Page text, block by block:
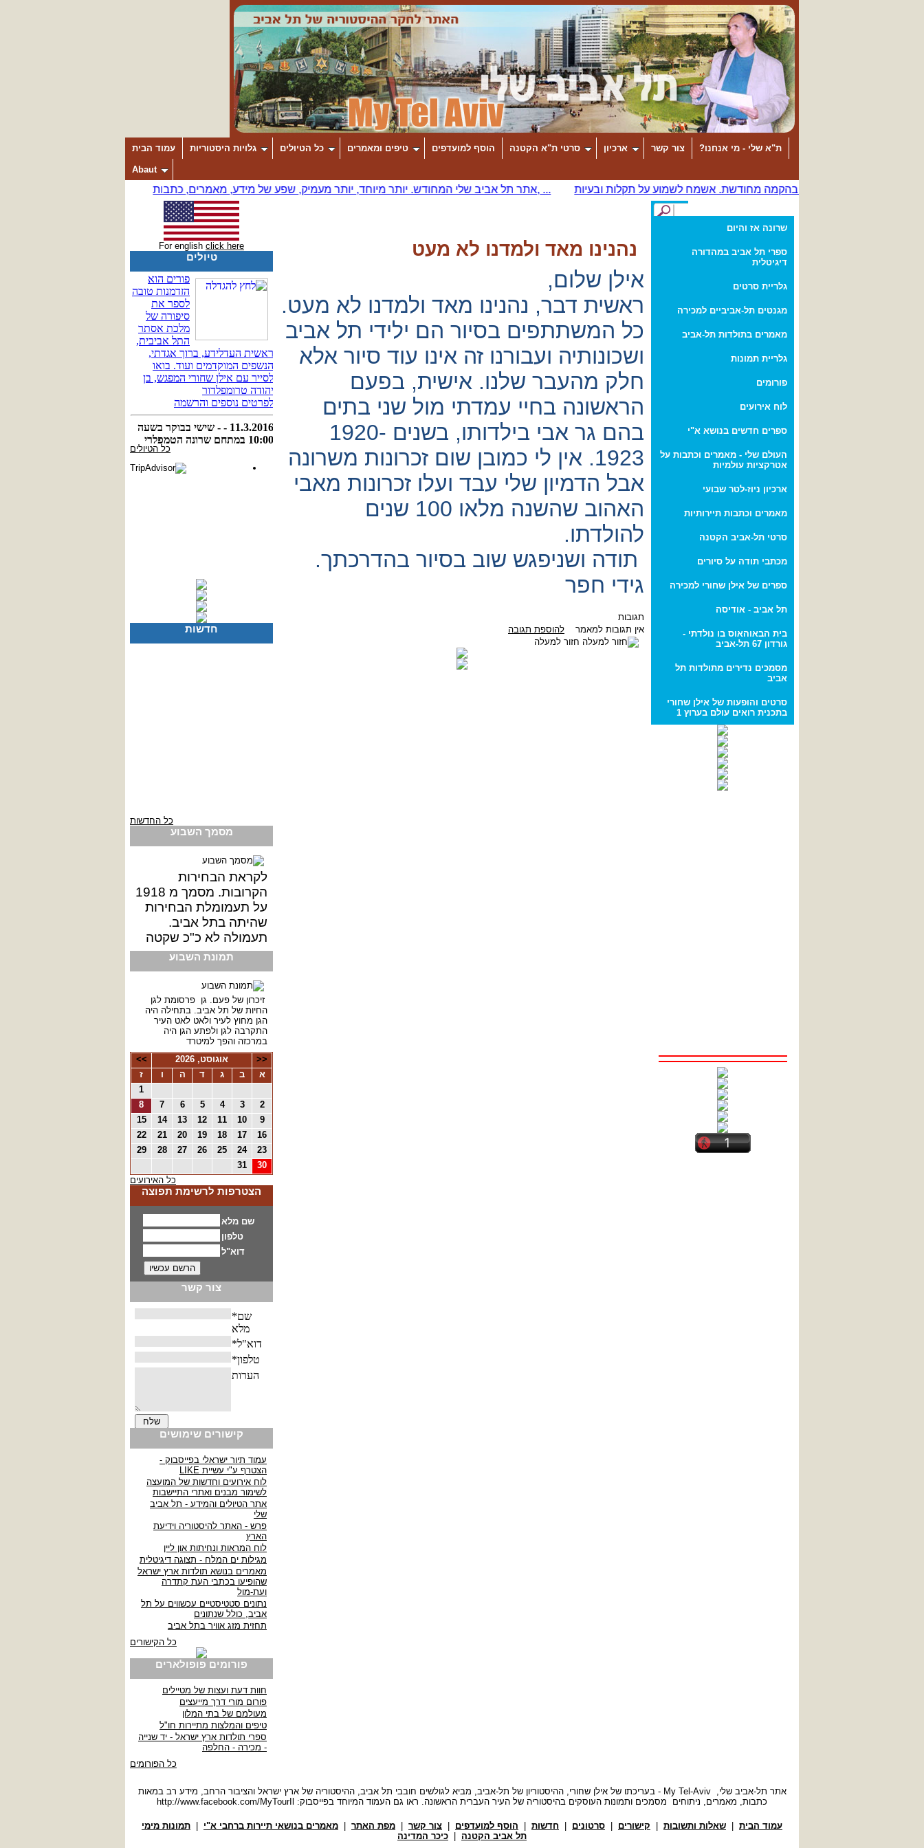
עמוד הבית גלויות היסטוריות כל הטיולים טיפים ומאמרים הוסף למועדפים סרטי ת"א הקטנה ארכיון צור קשר ת"א שלי - מי אנחנו?
Abaut
שרונה אז והיום
ספרי תל אביב במהדורה
דיגיטלית
גלריית סרטים
מגנטים תל-אביביים למכירה
מאמרים בתולדות תל-אביב
גלריית תמונות
פורומים
לוח אירועים
ספרים חדשים בנושא א"י
העולם שלי - מאמרים וכתבות על
אטרקציות עולמיות
ארכיון ניוז-לטר שבועי
מאמרים וכתבות תיירותיות
סרטי תל-אביב הקטנה
מכתבי תודה על סיורים
ספרים של אילן שחורי למכירה
תל אביב - אודיסה
בית הבאוהאוס בו נולדתי -
גורדון 67 תל-אביב
מסמכים נדירים מתולדות תל
אביב
סרטים והופעות של אילן שחורי
בתכנית רואים עולם בערוץ 1
נהנינו מאד ולמדנו לא מעט
אילן שלום,
ראשית דבר, נהנינו מאד ולמדנו לא מעט.
כל המשתתפים בסיור הם ילידי תל אביב
ושכונותיה ועבורנו זה אינו עוד סיור אלא
חלק מהעבר שלנו. אישית, בפעם
הראשונה בחיי עמדתי מול שני בתים
בהם גר אבי בילדותו, בשנים 1920-
1923. אין לי כמובן שום זכרונות משרונה
אבל הדמיון שלי עבד ועלו זכרונות מאבי
האהוב שהשנה מלאו 100 שנים
להולדתו.
תודה ושניפגש שוב בסיור בהדרכתך.
גידי חפר
תגובות
אין תגובות למאמר להוספת תגובה
חזור למעלה
For english click here
טיולים
כל הטיולים
חדשות
כל החדשות
מסמך השבוע
לקראת הבחירות
הקרובות. מסמך מ 1918
על תעמומלת הבחירות
שהיתה בתל אביב.
תעמולה לא כ"כ שקטה
תמונת השבוע
זיכרון של פעם. גן פרסומת לגן
החיות של תל אביב. בתחילה היה
הגן מחוץ לעיר ולאט לאט העיר
התקרבה לגן ולפתע הגן היה
במרכזה והפך למיטרד
<<
אוגוסט, 2026
>>
א
ב ג ד ה ו
ז
1
2
3
4
5
6
7
8
9
10
11
12
13
14
15
16
17
18
19
20
21
22
23
24
25
26
27
28
29
30
31
כל האירועים
הצטרפות לרשימת תפוצה
צור קשר
קישורים שימושים
עמוד תיור ישראלי בפייסבוק -
הצטרף ע"י עשיית LIKE
לוח אירועים וחדשות של המועצה
לשימור מבנים ואתרי התיישבות
אתר הטיולים והמידע - תל אביב
שלי
פרש - האתר להיסטוריה וידיעת
הארץ
לוח המראות ונחיתות און ליין
מגילות ים המלח - תצוגה דיגיטלית
מאמרים בנושא תולדות ארץ ישראל
שהופיעו בכתבי העת קתדרה
ועת-מול
נתונים סטטיסטיים עכשווים על תל
אביב, כולל שנתונים
תחזית מזג אוויר בתל אביב
כל הקישורים
פורומים פופולארים
חוות דעת ועצות של מטיילים
פורום מורי דרך מייעצים
מעולמם של בתי המלון
טיפים והמלצות מתיירות חו"ל
ספרי תולדות ארץ ישראל - יד שנייה
- מכירה - החלפה
כל הפורומים
אתר תל-אביב שלי, My Tel-Aviv - בעריכתו של אילן שחורי, ההיסטוריון של תל-אביב, מביא לגולשים חובבי תל אביב, ההיסטוריה של ארץ ישראל והציבור הרחב, מידע רב במאות
כתבות, מאמרים, ניתוחים מסמכים ותמונות העוסקים בהיסטוריה של העיר העברית הראשונה. ראו גם העמוד המיוחד בפייסבוק:
http://www.facebook.com/MyTourIl
עמוד הבית שאלות ותשובות קישורים סרטונים חדשות הוסף למועדפים צור קשר מפת האתר מאמרים בנושאי תיירות ברחבי א"י
תמונות מימי
תל אביב הקטנה
כיכר המדינה